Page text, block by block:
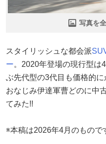
写真を
スタイリッシュな都会派
ー。2020年登場の現行型は
ぶ先代型の3代目も価格的に
おなじみ伊達軍曹どのに中
てみた!!
※本稿は2026年4月のもので